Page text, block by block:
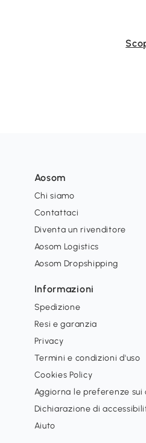
Aosom
Chi siamo
Contattaci
Diventa un rivenditore
Aosom Logistics
Aosom Dropshipping
Informazioni
Spedizione
Resi e garanzia
Privacy
Termini e condizioni d'uso
Cookies Policy
Aggiorna le preferenze sui
Dichiarazione di
Aiuto